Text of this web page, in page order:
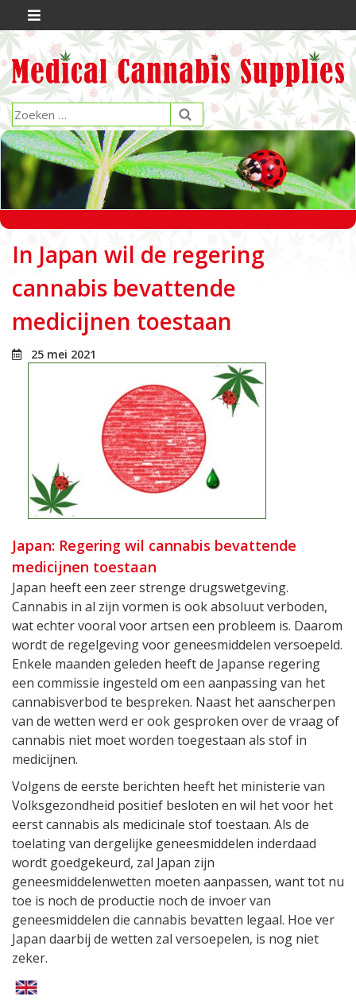
In Japan wil de regering
cannabis bevattende
medicijnen toestaan
25 mei 2021
Japan: Regering wil cannabis bevattende
medicijnen toestaan
Japan heeft een zeer strenge drugswetgeving.
Cannabis in al zijn vormen is ook absoluut verboden,
wat echter vooral voor artsen een probleem is. Daarom
wordt de regelgeving voor geneesmiddelen versoepeld.
Enkele maanden geleden heeft de Japanse regering
een commissie ingesteld om een aanpassing van het
cannabisverbod te bespreken. Naast het aanscherpen
van de wetten werd er ook gesproken over de vraag of
cannabis niet moet worden toegestaan als stof in
medicijnen.
Volgens de eerste berichten heeft het ministerie van
Volksgezondheid positief besloten en wil het voor het
eerst cannabis als medicinale stof toestaan. Als de
toelating van dergelijke geneesmiddelen inderdaad
wordt goedgekeurd, zal Japan zijn
geneesmiddelenwetten moeten aanpassen, want tot nu
toe is noch de productie noch de invoer van
geneesmiddelen die cannabis bevatten legaal. Hoe ver
Japan daarbij de wetten zal versoepelen, is nog niet
zeker.